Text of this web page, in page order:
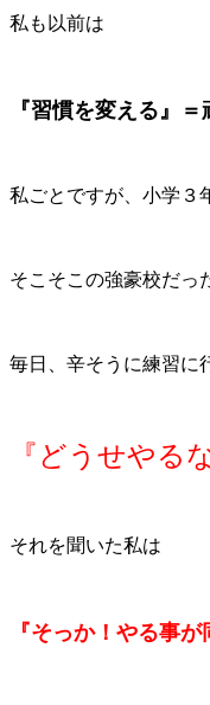
私も以前は
『習慣を変える』
私ごとですが、小学３
そこそこの強豪校だっ
毎日、辛そうに練習に
『どうせやる
それを聞いた私は
『そっか！やる事